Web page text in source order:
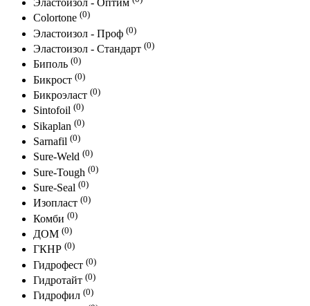
Эластоизол - Оптим
Colortone (0)
Эластоизол - Проф (0)
Эластоизол - Стандарт (0)
Биполь (0)
Бикрост (0)
Бикроэласт (0)
Sintofoil (0)
Sikaplan (0)
Sarnafil (0)
Sure-Weld (0)
Sure-Tough (0)
Sure-Seal (0)
Изопласт (0)
Комби (0)
ДОМ (0)
ГКНР (0)
Гидрофест (0)
Гидротайт (0)
Гидрофил (0)